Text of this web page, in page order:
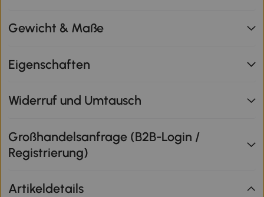
Gewicht & Maße
Eigenschaften
Widerruf und Umtausch
Großhandelsanfrage (B2B-Login /
Registrierung)
Artikeldetails